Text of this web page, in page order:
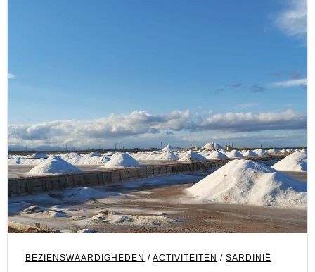
BEZIENSWAARDIGHEDEN / ACTIVITEITEN / SARDINIË